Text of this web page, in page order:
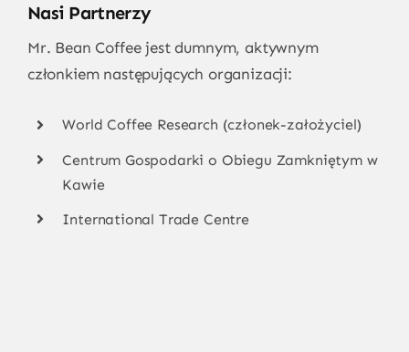
Nasi Partnerzy
Mr. Bean Coffee jest dumnym, aktywnym
członkiem następujących organizacji:
World Coffee Research (członek-założyciel)
Centrum Gospodarki o Obiegu Zamkniętym w
Kawie
International Trade Centre